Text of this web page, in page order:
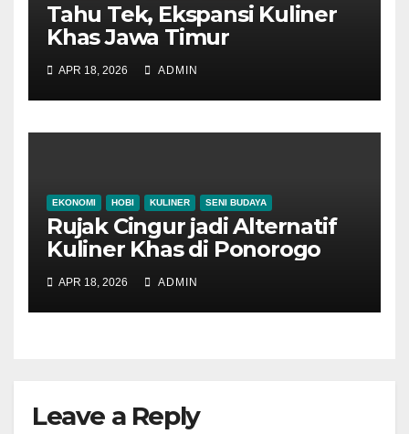
Tahu Tek, Ekspansi Kuliner
Khas Jawa Timur
APR 18, 2026 ADMIN
EKONOMI HOBI KULINER SENI BUDAYA
Rujak Cingur jadi Alternatif
Kuliner Khas di Ponorogo
APR 18, 2026 ADMIN
Leave a Reply